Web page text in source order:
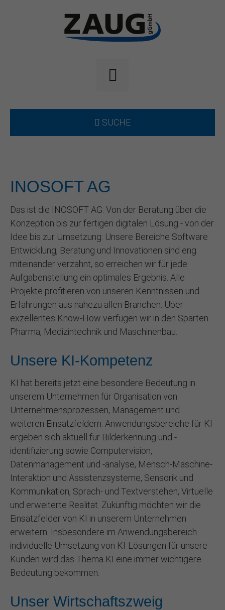
SUCHE
INOSOFT AG
Das ist die INOSOFT AG: Von der Beratung über die
Konzeption bis zur fertigen digitalen Lösung - von der
Idee bis zur Umsetzung: Unsere Bereiche Software
Entwicklung, Beratung und Innovationen sind eng
miteinander verzahnt, so erreichen wir für jede
Aufgabenstellung ein optimales Ergebnis. Alle
Projekte profitieren von unseren Kenntnissen und
Erfahrungen aus nahezu allen Branchen. Über
exzellentes Know-How verfügen wir in den Sparten
Pharma, Medizintechnik und Maschinenbau.
Unsere KI-Kompetenz
KI hat bereits jetzt eine besondere Bedeutung in
unserem Unternehmen für Organisation von
Unternehmensprozessen, Management und
weiteren Einsatzfeldern. Anwendungsbereiche für KI
ergeben sich aktuell für Bilderkennung und -
identifizierung sowie Computervision,
Datenmanagement und -analyse, Mensch-Maschine-
Interaktion und Assistenzsysteme, Sensorik und
Kommunikation, Sprach- und Textverstehen, Virtuelle
und erweiterte Realität. Zukünftig möchten wir die
Einsatzfelder von KI in unserem Unternehmen
erweitern. Insbesondere im Anwendungsbereich
individuelle Umsetzung von KI-Lösungen für unsere
Kunden wird das Thema KI eine immer wichtigere
Bedeutung bekommen.
Unser Wirtschaftszweig